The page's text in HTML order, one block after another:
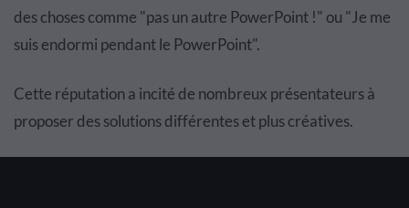
des choses comme "pas un autre PowerPoint !" ou "Je me
suis endormi pendant le PowerPoint".
Cette réputation a incité de nombreux présentateurs à
proposer des solutions différentes et plus créatives.